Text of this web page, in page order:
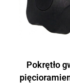
Pokrętło